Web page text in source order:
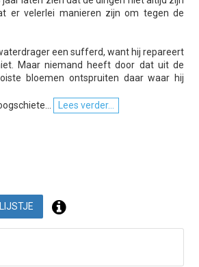
er velerlei manieren zijn om tegen de
een sufferd, want hij repareert
Maar niemand heeft door dat uit de
bloemen ontspruiten daar waar hij
Lees verder...